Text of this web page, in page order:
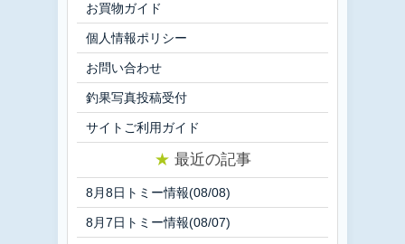
お買物ガイド
個人情報ポリシー
お問い合わせ
釣果写真投稿受付
サイトご利用ガイド
★ 最近の記事
8月8日トミー情報(08/08)
8月7日トミー情報(08/07)